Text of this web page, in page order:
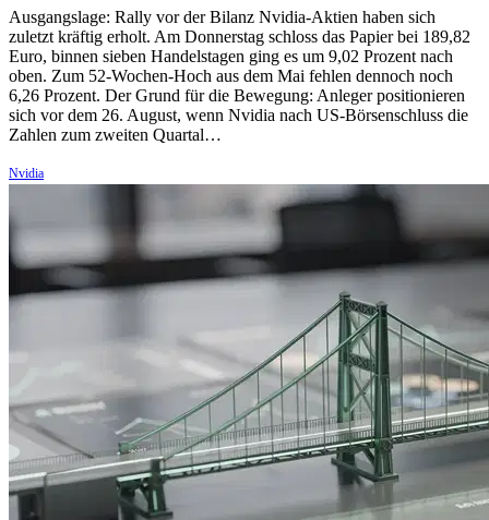
Ausgangslage: Rally vor der Bilanz Nvidia-Aktien haben sich
zuletzt kräftig erholt. Am Donnerstag schloss das Papier bei 189,82
Euro, binnen sieben Handelstagen ging es um 9,02 Prozent nach
oben. Zum 52-Wochen-Hoch aus dem Mai fehlen dennoch noch
6,26 Prozent. Der Grund für die Bewegung: Anleger positionieren
sich vor dem 26. August, wenn Nvidia nach US-Börsenschluss die
Zahlen zum zweiten Quartal…
Nvidia